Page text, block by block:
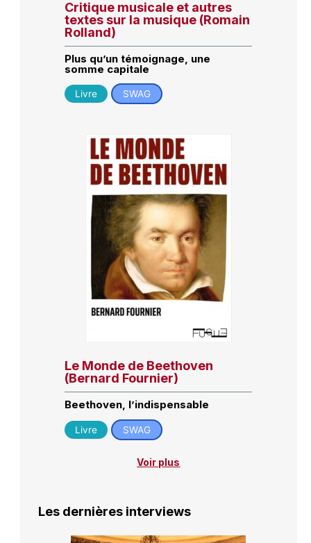
Critique musicale et autres
textes sur la musique (Romain
Rolland)
Plus qu’un témoignage, une
somme capitale
Livre SWAG
Le Monde de Beethoven
(Bernard Fournier)
Beethoven, l’indispensable
Livre SWAG
Voir plus
Les dernières interviews